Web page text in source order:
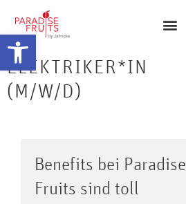
Abrir barra de herramientas
ELEKTRIKER*IN
(M/W/D)
Benefits bei Paradise
Fruits sind toll